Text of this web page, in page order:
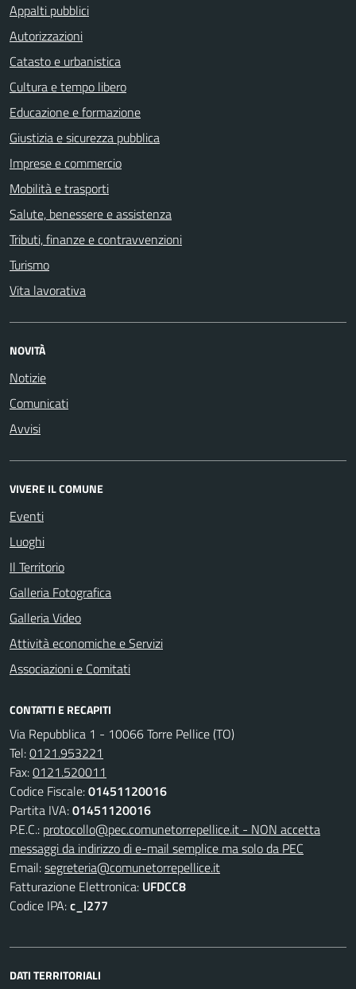
Appalti pubblici
Autorizzazioni
Catasto e urbanistica
Cultura e tempo libero
Educazione e formazione
Giustizia e sicurezza pubblica
Imprese e commercio
Mobilità e trasporti
Salute, benessere e assistenza
Tributi, finanze e contravvenzioni
Turismo
Vita lavorativa
NOVITÀ
Notizie
Comunicati
Avvisi
VIVERE IL COMUNE
Eventi
Luoghi
Il Territorio
Galleria Fotografica
Galleria Video
Attività economiche e Servizi
Associazioni e Comitati
CONTATTI E RECAPITI
Via Repubblica 1 - 10066 Torre Pellice (TO)
Tel:0121.953221
Fax:0121.520011
Codice Fiscale:01451120016
Partita IVA:01451120016
P.E.C.: protocollo@pec.comunetorrepellice.it - NON accetta
messaggi da indirizzo di e-mail semplice ma solo da PEC
Email:segreteria@comunetorrepellice.it
Fatturazione Elettronica: UFDCC8
Codice IPA:c_l277
DATI TERRITORIALI